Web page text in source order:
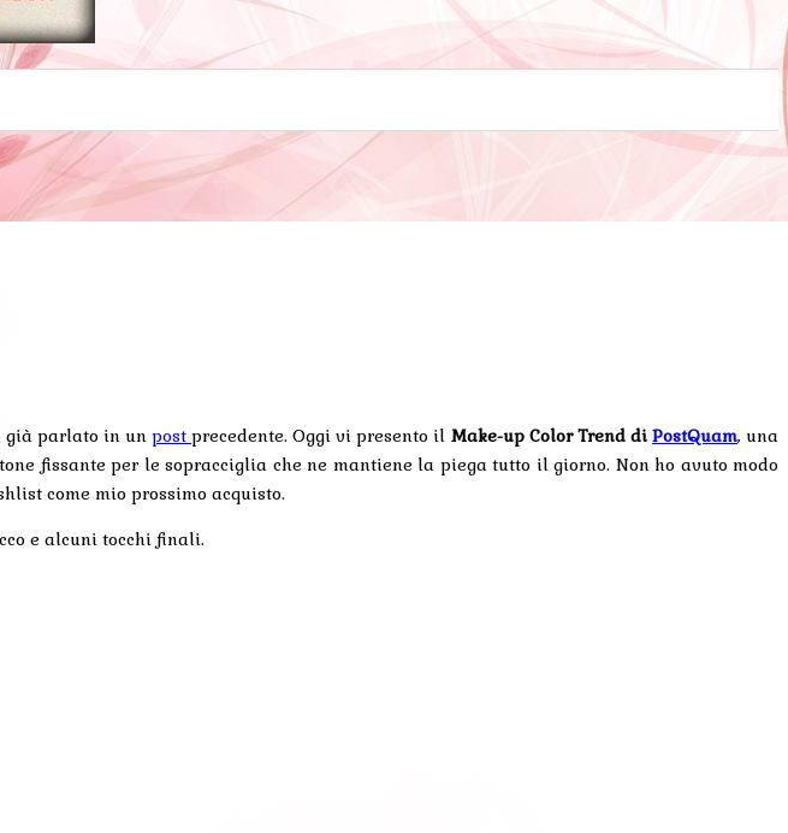
già parlato in unpostprecedente. Oggi vi presento il Make-up Color Trend di PostQuam, una
fissante per le sopracciglia che ne mantiene la piega tutto il giorno. Non ho avuto modo
come mio prossimo acquisto.
e alcuni tocchi finali.